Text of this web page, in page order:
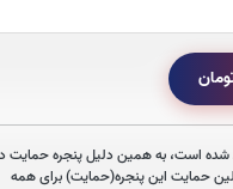
شده است، به همین دلیل پنجره حمایت
حمایت این پنجره(حمایت) برای همه
عج-(فانی)